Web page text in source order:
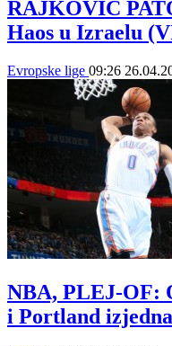
RAJKOVIĆ
Haos u Izraelu
Evropske lige 09:26
NBA, PLEJ-OF:
i Portland